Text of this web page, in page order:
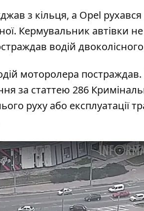
з кільця, а Opel
Кермувальник автівки
водій
моторолера
за статтею 286
руху або експлуатації